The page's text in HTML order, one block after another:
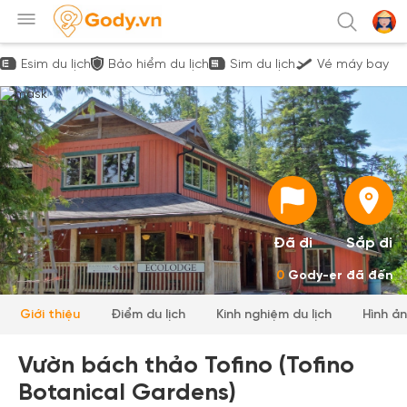
Esim du lịch Bảo hiểm du lịch Sim du lịch Vé máy bay
Đã đi Sắp đi
0 Gody-er đã đến
Giới thiệu Điểm du lịch Kinh nghiệm du lịch Hình
Vườn bách thảo Tofino (Tofino
Botanical Gardens)